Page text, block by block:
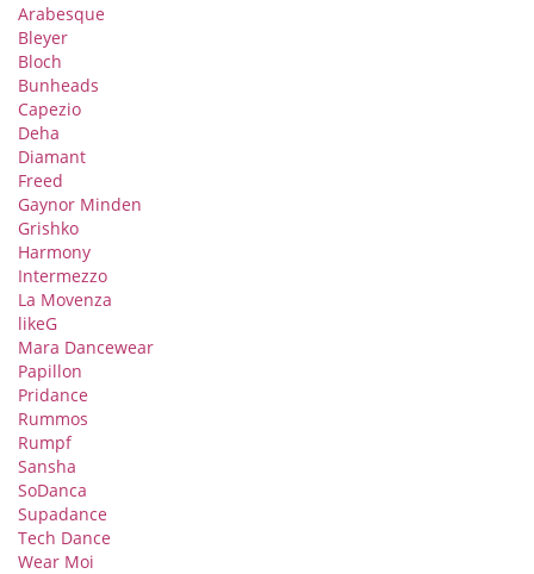
Arabesque
Bleyer
Bloch
Bunheads
Capezio
Deha
Diamant
Freed
Gaynor Minden
Grishko
Harmony
Intermezzo
La Movenza
likeG
Mara Dancewear
Papillon
Pridance
Rummos
Rumpf
Sansha
SoDanca
Supadance
Tech Dance
Wear Moi